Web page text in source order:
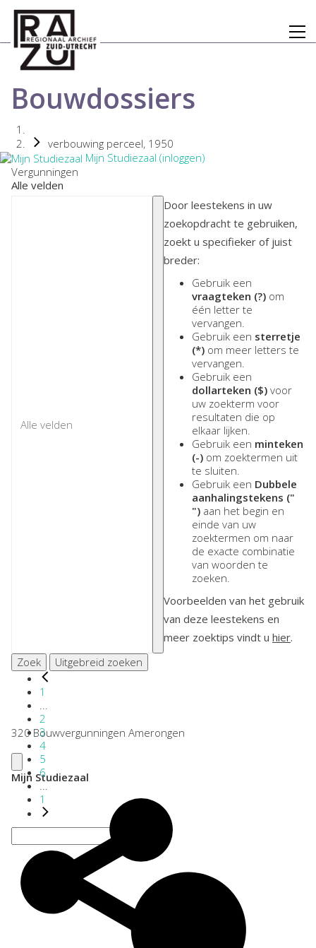
Bouwdossiers
verbouwing perceel, 1950
Mijn Studiezaal (inloggen)
Vergunningen
Alle velden
Door leestekens in uw
zoekopdracht te gebruiken,
zoekt u specifieker of juist
breder:
Gebruik een
vraagteken (?) om
één letter te
vervangen.
Gebruik een sterretje
(*) om meer letters te
vervangen.
Gebruik een
dollarteken ($) voor
uw zoekterm voor
resultaten die op
elkaar lijken.
Gebruik een minteken
(-) om zoektermen uit
te sluiten.
Gebruik een Dubbele
aanhalingstekens ("
") aan het begin en
einde van uw
zoektermen om naar
de exacte combinatie
van woorden te
zoeken.
Voorbeelden van het gebruik
van deze leestekens en
meer zoektips vindt u hier.
Zoek
Uitgebreid zoeken
1
2
3
4
5
6
...
1
320 Bouwvergunningen Amerongen
Mijn Studiezaal